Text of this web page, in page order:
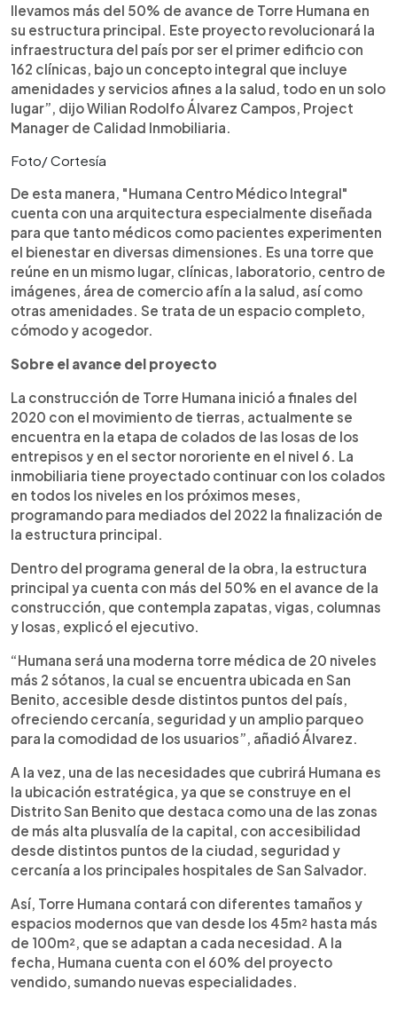
llevamos más del 50% de avance de Torre Humana en
su estructura principal. Este proyecto revolucionará la
infraestructura del país por ser el primer edificio con
162 clínicas, bajo un concepto integral que incluye
amenidades y servicios afines a la salud, todo en un solo
lugar”, dijo Wilian Rodolfo Álvarez Campos, Project
Manager de Calidad Inmobiliaria.
Foto/ Cortesía
De esta manera, "Humana Centro Médico Integral"
cuenta con una arquitectura especialmente diseñada
para que tanto médicos como pacientes experimenten
el bienestar en diversas dimensiones. Es una torre que
reúne en un mismo lugar, clínicas, laboratorio, centro de
imágenes, área de comercio afín a la salud, así como
otras amenidades. Se trata de un espacio completo,
cómodo y acogedor.
Sobre el avance del proyecto
La construcción de Torre Humana inició a finales del
2020 con el movimiento de tierras, actualmente se
encuentra en la etapa de colados de las losas de los
entrepisos y en el sector nororiente en el nivel 6. La
inmobiliaria tiene proyectado continuar con los colados
en todos los niveles en los próximos meses,
programando para mediados del 2022 la finalización de
la estructura principal.
Dentro del programa general de la obra, la estructura
principal ya cuenta con más del 50% en el avance de la
construcción, que contempla zapatas, vigas, columnas
y losas, explicó el ejecutivo.
“Humana será una moderna torre médica de 20 niveles
más 2 sótanos, la cual se encuentra ubicada en San
Benito, accesible desde distintos puntos del país,
ofreciendo cercanía, seguridad y un amplio parqueo
para la comodidad de los usuarios”, añadió Álvarez.
A la vez, una de las necesidades que cubrirá Humana es
la ubicación estratégica, ya que se construye en el
Distrito San Benito que destaca como una de las zonas
de más alta plusvalía de la capital, con accesibilidad
desde distintos puntos de la ciudad, seguridad y
cercanía a los principales hospitales de San Salvador.
Así, Torre Humana contará con diferentes tamaños y
espacios modernos que van desde los 45m² hasta más
de 100m², que se adaptan a cada necesidad. A la
fecha, Humana cuenta con el 60% del proyecto
vendido, sumando nuevas especialidades.